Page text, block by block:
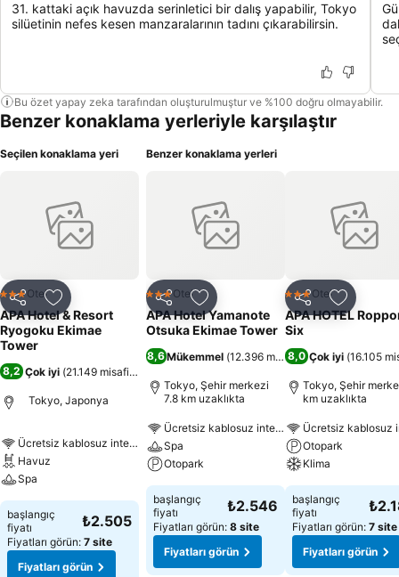
31. kattaki açık havuzda serinletici bir dalış yapabilir, Tokyo
silüetinin nefes kesen manzaralarının tadını çıkarabilirsin.
Bu özet yapay zeka tarafından oluşturulmuştur ve %100 doğru olmayabilir.
Benzer konaklama yerleriyle karşılaştır
Seçilen konaklama yeri
Paylaş Favorilerime ekle
3 YıldızOtel
APA Hotel & Resort
Ryogoku Ekimae
Tower
8,2 Çok iyi (21.149 misafir puanı
Tokyo, Japonya
Ücretsiz kablosuz internet
Havuz
Spa
başlangıç
fiyatı
₺2.505
Fiyatları görün: 7 site
Fiyatları görün
Benzer konaklama yerleri
Paylaş Favorilerime ekle
3 YıldızOtel
APA Hotel Yamanote
Otsuka Ekimae Tower
8,6Mükemmel (12.396 misafir puanı )
Tokyo, Şehir merkezi
7.8 km uzaklıkta
Ücretsiz kablosuz internet
Spa
Otopark
başlangıç
fiyatı
₺2.546
Fiyatları görün: 8 site
Fiyatları görün
Paylaş
3 YıldızOtel
APA HOTEL
Six
8,0 Çok iyi (16.105
Tokyo, Şehir
km uzaklıkta
Ücretsiz kablosuz
Otopark
Klima
başlangıç
fiyatı
Fiyatları görün: 7 site
Fiyatları görün